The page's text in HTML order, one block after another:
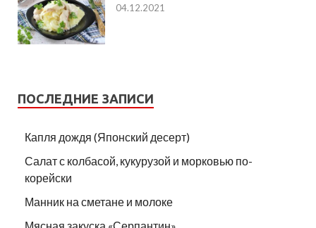
04.12.2021
ПОСЛЕДНИЕ ЗАПИСИ
Капля дождя (Японский десерт)
Салат с колбасой, кукурузой и морковью по-
корейски
Манник на сметане и молоке
Мясная закуска «Серпантин»